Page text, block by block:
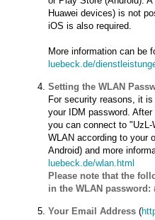
Huawei devices) is not
iOS is also required.
More information can be
luebeck.de/
Setting the WLAN
For security reasons, it
your IDM password.
you can connect to
WLAN according to your
Android) and more
luebeck.de/wlan.html
Please note that the
in the WLAN password:
Your Email Address (